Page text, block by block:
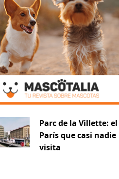
Parc de la Villette: el
París que casi nadie
visita